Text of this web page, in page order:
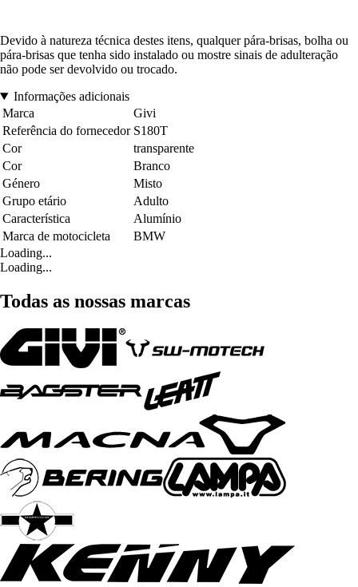
Devido à natureza técnica destes itens, qualquer pára-brisas, bolha ou
pára-brisas que tenha sido instalado ou mostre sinais de adulteração
não pode ser devolvido ou trocado.
Informações adicionais
Marca
Givi
Referência do fornecedor S180T
Cor
transparente
Cor
Branco
Género
Misto
Grupo etário
Adulto
Característica
Alumínio
Marca de motocicleta
BMW
Loading...
Loading...
Todas as nossas marcas